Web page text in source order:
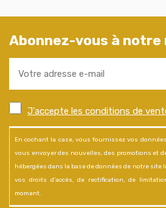
Abonnez-vous à
J'accepte les conditions de
En cochant la case, vous fournissez vos
vous envoyer des nouvelles, des promotions et
hébergées dans la base de données de notre site
vos droits d'accès, de rectification, de
moment.